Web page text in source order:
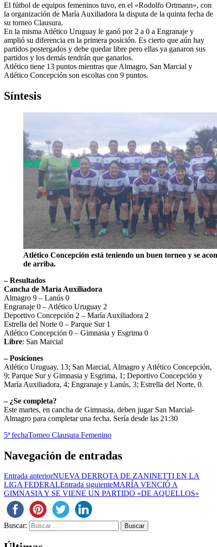
El fútbol de equipos femeninos tuvo, en el «Rodolfo Ortmann», con
la organización de María Auxiliadora la disputa de la quinta fecha de
su torneo Clausura.
En la misma Atlético Uruguay le ganó por 2 a 0 a Engranaje y
amplió su diferencia en la primera posición. Es cierto que aún hay
partidos postergados y debe quedar libre pero ellas ya ganaron sus
partidos y los demás tendrán que ganarlos.
Atlético tiene 13 puntos mientras que Almagro, San Marcial y
Atlético Concepción son escoltas con 9 puntos.
Síntesis
Atlético Concepción está teniendo un buen torneo y se
de arriba.
– Resultados
Cancha de María Auxiliadora
Almagro 9 – Lanús 0
Engranaje 0 – Atlético Uruguay 2
Deportivo Concepción 2 – María Auxiliadora 2
Estrella del Norte 0 – Parque Sur 1
Atlético Concepción 0 – Gimnasia y Esgrima 0
Libre: San Marcial
– Posiciones
Atlético Uruguay, 13; San Marcial, Almagro y Atlético Concepción,
9; Parque Sur y Gimnasia y Esgrima, 1; Deportivo Concepción y
María Auxiliadora, 4; Engranaje y Lanús, 3; Estrella del Norte, 0.
– ¿Se completa?
Este martes, en cancha de Gimnasia, deben jugar San Marcial-
Almagro para completar una fecha. Sería desde las 21:30
5ª fechaTorneo Clausura Femenino
Navegación de entradas
Entrada anteriorNUEVA DERROTA DE ZANINETTI EN LA
LIGA FEDERALEntrada siguienteMARÍA VENCIÓ A
GIMNASIA Y SE VIENE UN PARTIDO «DE AQUELLOS»
Buscar: